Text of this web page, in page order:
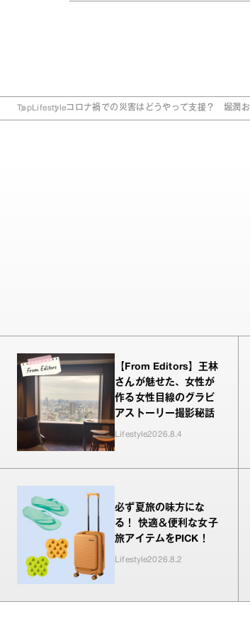
Top Lifestyleコロナ禍での災害はどうやって支援？ 堀潤
【From Editors】王林
さんが魅せた、女性が
作る女性目線のグラビ
アストーリー撮影秘話
Lifestyle2026.8.4
必ず夏旅の味方にな
る！ 快適＆便利な女子
旅アイテムをPICK！
Lifestyle2026.8.2